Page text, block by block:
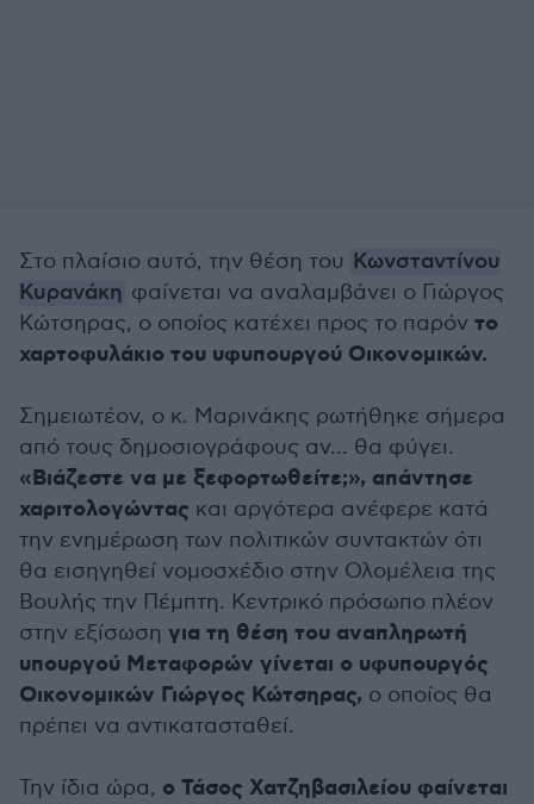
Στο πλαίσιο αυτό, την θέση του Κωνσταντίνου
Κυρανάκη φαίνεται να αναλαμβάνει ο Γιώργος
Κώτσηρας, ο οποίος κατέχει προς το παρόν το
χαρτοφυλάκιο του υφυπουργού Οικονομικών.
Σημειωτέον, ο κ. Μαρινάκης ρωτήθηκε σήμερα
από τους δημοσιογράφους αν… θα φύγει.
«Βιάζεστε να με ξεφορτωθείτε;», απάντησε
χαριτολογώντας και αργότερα ανέφερε κατά
την ενημέρωση των πολιτικών συντακτών ότι
θα εισηγηθεί νομοσχέδιο στην Ολομέλεια της
Βουλής την Πέμπτη. Κεντρικό πρόσωπο πλέον
στην εξίσωση για τη θέση του αναπληρωτή
υπουργού Μεταφορών γίνεται ο υφυπουργός
Οικονομικών Γιώργος Κώτσηρας, ο οποίος θα
πρέπει να αντικατασταθεί.
Την ίδια ώρα, ο Τάσος Χατζηβασιλείου φαίνεται